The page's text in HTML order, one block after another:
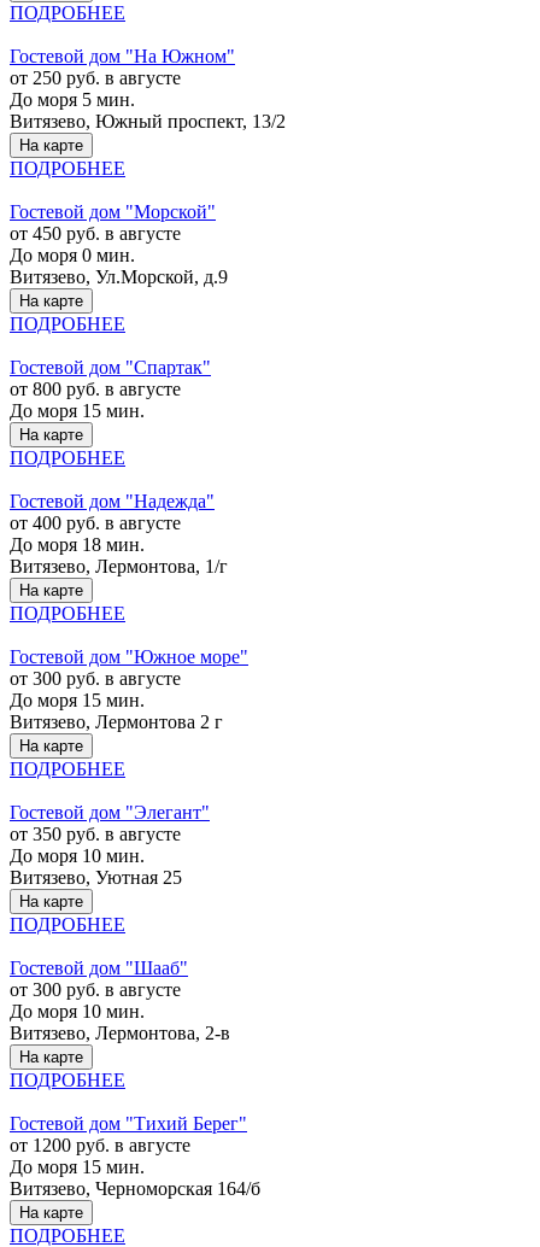
ПОДРОБНЕЕ
Гостевой дом "На Южном"
от 250 руб. в августе
До моря 5 мин.
Витязево, Южный проспект, 13/2
На карте
ПОДРОБНЕЕ
Гостевой дом "Морской"
от 450 руб. в августе
До моря 0 мин.
Витязево, Ул.Морской, д.9
На карте
ПОДРОБНЕЕ
Гостевой дом "Спартак"
от 800 руб. в августе
До моря 15 мин.
На карте
ПОДРОБНЕЕ
Гостевой дом "Надежда"
от 400 руб. в августе
До моря 18 мин.
Витязево, Лермонтова, 1/г
На карте
ПОДРОБНЕЕ
Гостевой дом "Южное море"
от 300 руб. в августе
До моря 15 мин.
Витязево, Лермонтова 2 г
На карте
ПОДРОБНЕЕ
Гостевой дом "Элегант"
от 350 руб. в августе
До моря 10 мин.
Витязево, Уютная 25
На карте
ПОДРОБНЕЕ
Гостевой дом "Шааб"
от 300 руб. в августе
До моря 10 мин.
Витязево, Лермонтова, 2-в
На карте
ПОДРОБНЕЕ
Гостевой дом "Тихий Берег"
от 1200 руб. в августе
До моря 15 мин.
Витязево, Черноморская 164/б
На карте
ПОДРОБНЕЕ